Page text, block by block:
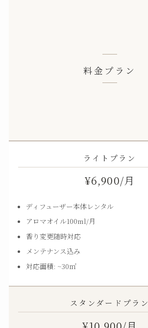
料金プラン
ライトプラン
¥6,900/月
ディフューザー本体レンタル
アロマオイル100ml/月
香り変更随時対応
メンテナンス込み
対応面積: ~30㎡
スタンダードプラン